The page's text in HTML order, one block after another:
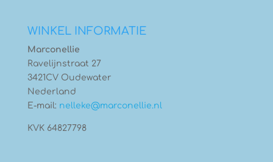
WINKEL INFORMATIE
Marconellie
Ravelijnstraat 27
3421CV Oudewater
Nederland
E-mail: nelleke@marconellie.nl
KVK 64827798